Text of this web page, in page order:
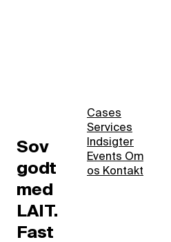
Sov
godt
med
LAIT.
Fast
Cases
Services
Indsigter
Events Om
os Kontakt